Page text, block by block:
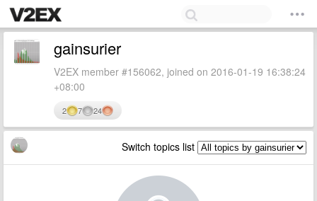
gainsurier
V2EX member #156062, joined on 2016-01-19 16:38:24
+08:00
2 7 24
Switch topics list